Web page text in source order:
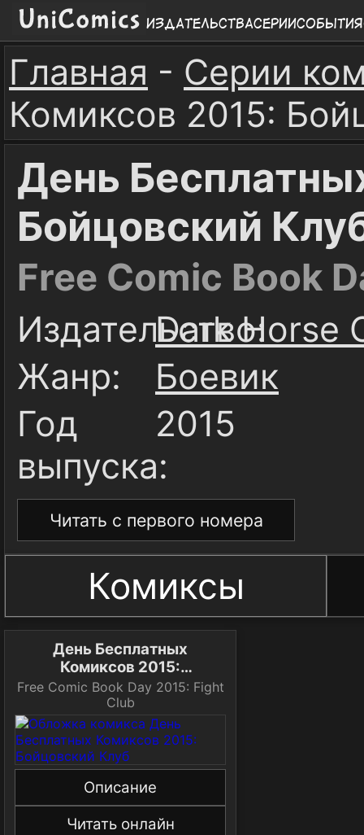
ИздательстваСерииСобытия
Главная - Серии
Комиксов 2015:
День
Бойцовский
Free Comic Book
Издательство:
Dark Horse
Жанр:
Боевик
Год
выпуска:
2015
Читать с первого номера
Комиксы
День Бесплатных
Комиксов 2015:
Бойцовский Клуб
Free Comic Book Day 2015: Fight
Club
Описание
Читать онлайн